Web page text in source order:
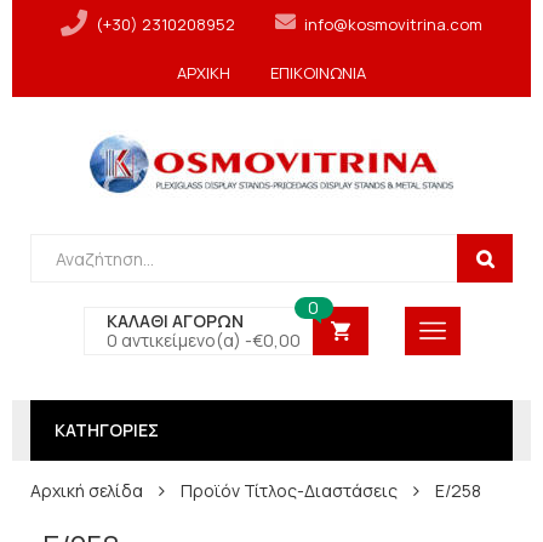
(+30) 2310208952 info@kosmovitrina.com
ΑΡΧΙΚΗ ΕΠΙΚΟΙΝΩΝΙΑ
ΚΑΛΑΘΙ ΑΓΟΡΩΝ
0 αντικείμενο(α) -€0,00
0
ΚΑΤΗΓΟΡΙΕΣ
Αρχική σελίδα Προϊόν Τίτλος-Διαστάσεις E/258